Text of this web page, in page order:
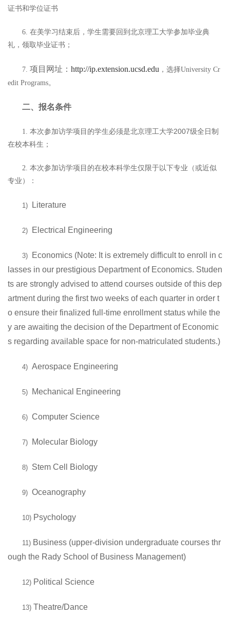
证书和学位证书
6. 在美学习结束后，学生需要回到北京理工大学参加毕业典
礼，领取毕业证书；
7. 项目网址： http://ip.extension.ucsd.edu ，选择University Cr
edit Programs。
二、报名条件
1. 本次参加访学项目的学生必须是北京理工大学2007级全日制
在校本科生；
2. 本次参加访学项目的在校本科学生仅限于以下专业（或近似
专业）：
1) Literature
2) Electrical Engineering
3)
Economics (Note: It is extremely difficult to enroll in c
lasses in our prestigious Department of Economics. Studen
ts are strongly advised to attend courses outside of this dep
artment during the first two weeks of each quarter in order t
o ensure their finalized full-time enrollment status while the
y are awaiting the decision of the Department of Economic
s regarding available space for non-matriculated students.)
4) Aerospace Engineering
5) Mechanical Engineering
6) Computer Science
7) Molecular Biology
8) Stem Cell Biology
9) Oceanography
10) Psychology
11) Business (upper-division undergraduate courses thr
ough the Rady School of Business Management)
12) Political Science
13) Theatre/Dance